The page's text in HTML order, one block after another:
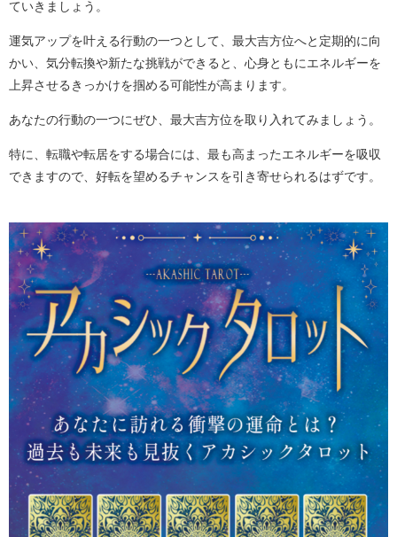
ていきましょう。
運気アップを叶える行動の一つとして、最大吉方位へと定期的に向
かい、気分転換や新たな挑戦ができると、心身ともにエネルギーを
上昇させるきっかけを掴める可能性が高まります。
あなたの行動の一つにぜひ、最大吉方位を取り入れてみましょう。
特に、転職や転居をする場合には、最も高まったエネルギーを吸収
できますので、好転を望めるチャンスを引き寄せられるはずです。